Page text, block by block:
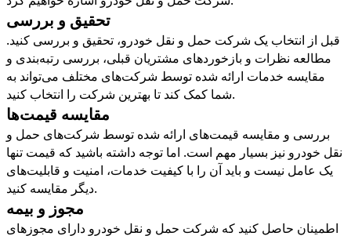
تحقیق و بررسی
قبل از انتخاب یک شرکت حمل و نقل خودرو، تحقیق و بررسی کنید.
مطالعه نظرات و بازخوردهای مشتریان قبلی، بررسی رتبه‌بندی و
مقایسه خدمات ارائه شده توسط شرکت‌های مختلف می‌تواند به
شما کمک کند تا بهترین شرکت را انتخاب کنید.
مقایسه قیمت‌ها
بررسی و مقایسه قیمت‌های ارائه شده توسط شرکت‌های حمل و
نقل خودرو نیز بسیار مهم است. اما توجه داشته باشید که قیمت تنها
یک عامل نیست و باید آن را با کیفیت خدمات، امنیت و قابلیت‌های
دیگر مقایسه کنید.
مجوز و بیمه
اطمینان حاصل کنید که شرکت حمل و نقل خودرو دارای مجوزهای